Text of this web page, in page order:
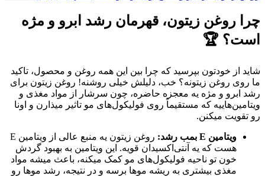
چرا روغن زیتون، قهرمان رشد ابرو و مژه
است؟ 🏆
شاید از خودتون بپرسید که چرا بین این همه روغن و محصول، تاکید
ما روی روغن زیتونه؟ خب، دلیلش خیلی روشنه! روغن زیتون برای
رشد ابرو و مژه یه معجزه حاضره، چون سرشار از مواد مغذی و
ویتامین‌هاییه که مستقیماً روی فولیکول‌های مو تاثیر میذارن و اونا
رو تقویت میکنن.
ویتامین E بمب رشد:
روغن زیتون یه منبع عالی از ویتامین E
هست که یه آنتی‌اکسیدان قویه. این ویتامین به بهبود گردش
خون تو ناحیه فولیکول‌های مو کمک میکنه، باعث میشه مواد
مغذی بیشتری به ریشه موها برسه و در نتیجه، رشد موها رو